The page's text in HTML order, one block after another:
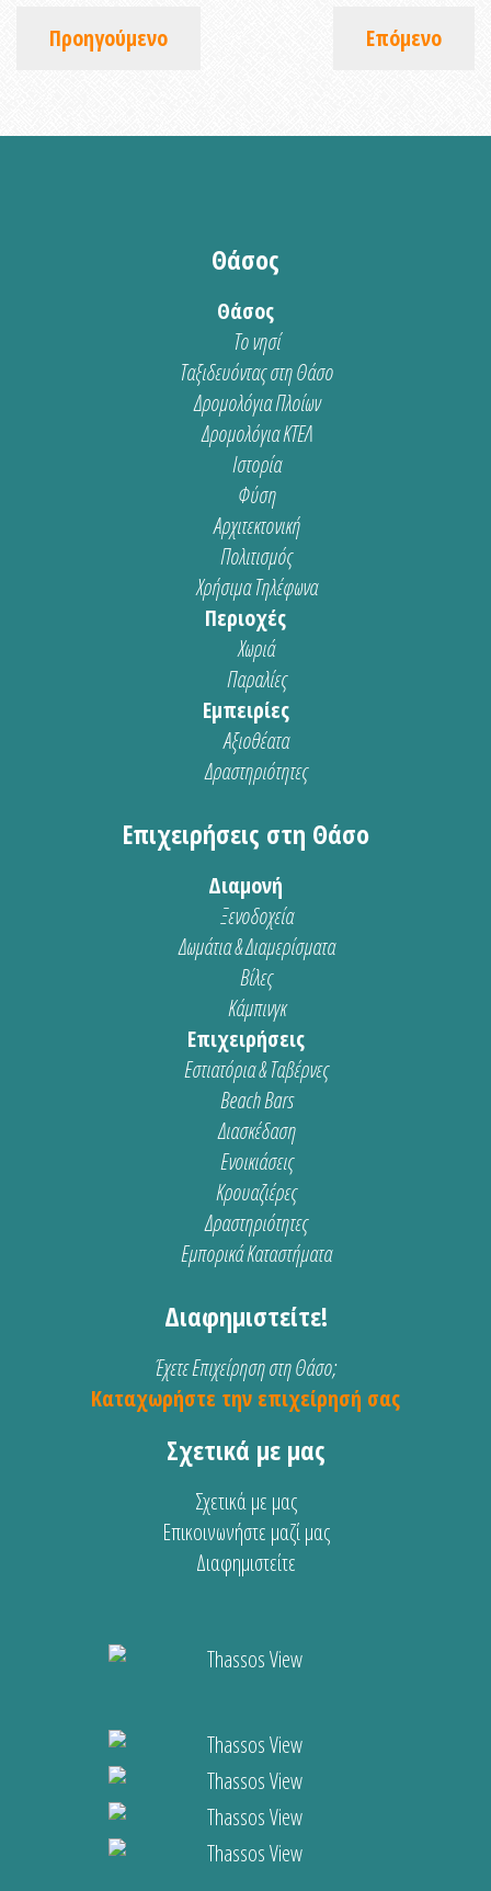
Προηγούμενο Επόμενο
Θάσος
Θάσος
Το νησί
Ταξιδευόντας στη Θάσο
Δρομολόγια Πλοίων
Δρομολόγια ΚΤΕΛ
Ιστορία
Φύση
Αρχιτεκτονική
Πολιτισμός
Χρήσιμα Τηλέφωνα
Περιοχές
Χωριά
Παραλίες
Εμπειρίες
Αξιοθέατα
Δραστηριότητες
Επιχειρήσεις στη Θάσο
Διαμονή
Ξενοδοχεία
Δωμάτια & Διαμερίσματα
Βίλες
Κάμπινγκ
Επιχειρήσεις
Εστιατόρια & Ταβέρνες
Beach Bars
Διασκέδαση
Ενοικιάσεις
Κρουαζιέρες
Δραστηριότητες
Εμπορικά Καταστήματα
Διαφημιστείτε!
Έχετε Επιχείρηση στη Θάσο;
Καταχωρήστε την επιχείρησή σας
Σχετικά με μας
Σχετικά με μας
Επικοινωνήστε μαζί μας
Διαφημιστείτε